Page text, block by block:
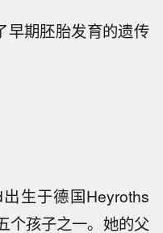
早期胚胎发育的遗传
生于德国Heyroths
个孩子之一。她的父